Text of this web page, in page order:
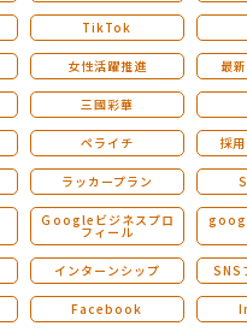
TikTok
女性活躍推進 最
三國彩華
ペライチ 採
ラッカープラン
Ｇoogleビジネスプロ
フィール
インターンシップ SNS
Facebook